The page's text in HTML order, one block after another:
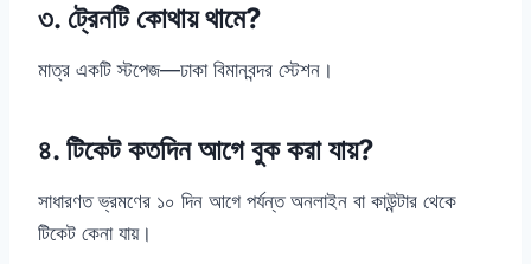
৩. ট্রেনটি কোথায় থামে?
মাত্র একটি স্টপেজ—ঢাকা বিমানবন্দর স্টেশন।
৪. টিকেট কতদিন আগে বুক করা যায়?
সাধারণত ভ্রমণের ১০ দিন আগে পর্যন্ত অনলাইন বা কাউন্টার থেকে
টিকেট কেনা যায়।